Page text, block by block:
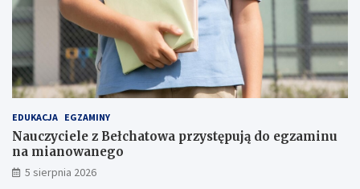
a
r
y
EDUKACJA EGZAMINY
Nauczyciele z Bełchatowa przystępują do egzaminu
na mianowanego
5 sierpnia 2026